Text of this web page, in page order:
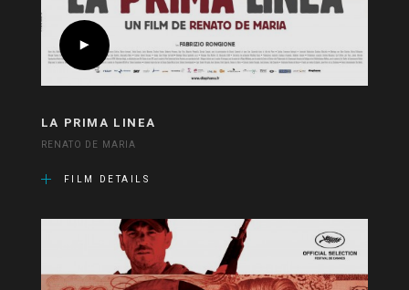
LA PRIMA LINEA
RENATO DE MARIA
FILM DETAILS